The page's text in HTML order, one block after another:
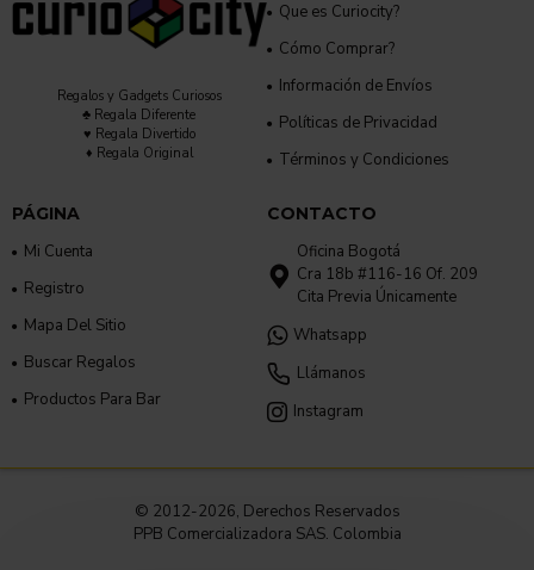
COLOR
MEDIDAS
Diametro: 9.5 cms
Alto: 18 cms
Aproximado
CAPACIDAD
Regalos y Gadgets Curiosos
♣ Regala Diferente
♥ Regala Divertido
♦ Regala Original
Que es Curiocity?
Cómo Comprar?
Información de Envíos
Políticas de Privacidad
Términos y Condiciones
PÁGINA
Mi Cuenta
Registro
Mapa Del Sitio
Buscar Regalos
Productos Para Bar
CONTACTO
Oficina Bogotá
Cra 18b #116-16 Of. 209
Cita Previa Únicamente
Whatsapp
Llámanos
Instagram
© 2012-2026, Derechos Reservados
PPB Comercializadora SAS. Colombia